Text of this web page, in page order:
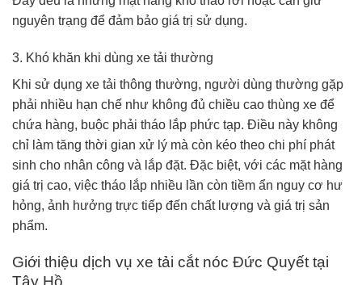
nguyên trạng để đảm bảo giá trị sử dụng.
3. Khó khăn khi dùng xe tải thường
Khi sử dụng xe tải thông thường, người dùng thường gặp
phải nhiều hạn chế như không đủ chiều cao thùng xe để
chứa hàng, buộc phải tháo lắp phức tạp. Điều này không
chỉ làm tăng thời gian xử lý mà còn kéo theo chi phí phát
sinh cho nhân công và lắp đặt. Đặc biệt, với các mặt hàng
giá trị cao, việc tháo lắp nhiều lần còn tiềm ẩn nguy cơ hư
hỏng, ảnh hưởng trực tiếp đến chất lượng và giá trị sản
phẩm.
Giới thiệu dịch vụ xe tải cắt nóc Đức Quyết tại
Tây Hồ